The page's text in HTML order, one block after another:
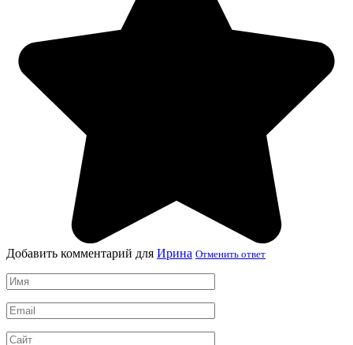
Добавить комментарий для Ирина Отменить ответ
Имя
*
Email
*
Сайт